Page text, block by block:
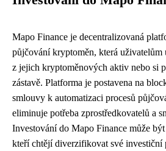
Mapo Finance je decentralizovaná
půjčování kryptoměn, která
z jejich kryptoměnových aktiv nebo si
zástavě. Platforma je postavena na
smlouvy k automatizaci procesů
eliminuje potřeba zprostředkovatelů a
Investování do Mapo Finance může
kteří chtějí diverzifikovat své investiční